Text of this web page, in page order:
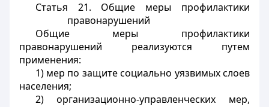
Статья 21. Общие меры профилактики
правонарушений
Общие меры профилактики
правонарушений реализуются путем
применения:
1) мер по защите социально уязвимых слоев
населения;
2) организационно-управленческих мер,